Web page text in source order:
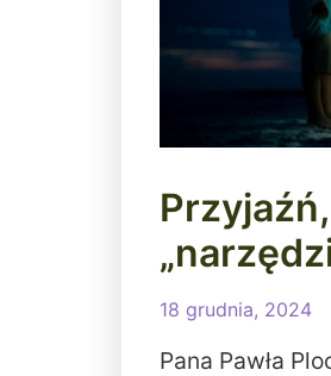
18 grudnia, 2024
Pana Pawła